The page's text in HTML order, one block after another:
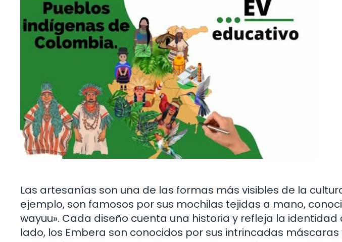
Las artesanías son una de las formas más visibles de la
ejemplo, son famosos por sus mochilas tejidas a mano,
wayuu». Cada diseño cuenta una historia y refleja la
lado, los Embera son conocidos por sus intrincadas